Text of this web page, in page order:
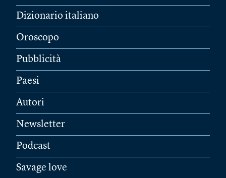
Dizionario italiano
Oroscopo
Pubblicità
Paesi
Autori
Newsletter
Podcast
Savage love